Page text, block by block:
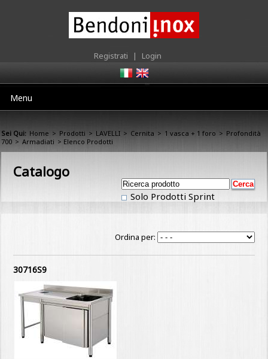
Registrati | Login
Menu
Sei Qui: Home > Prodotti > LAVELLI > Cernita > 1 vasca + 1 foro > Profondità
700 > Armadiati > Elenco Prodotti
Catalogo
Solo Prodotti Sprint
Ordina per:
30716S9